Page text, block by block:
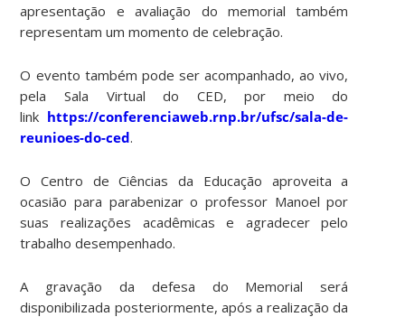
apresentação e avaliação do memorial também
representam um momento de celebração.
O evento também pode ser acompanhado, ao vivo,
pela Sala Virtual do CED, por meio do
link https://conferenciaweb.rnp.br/ufsc/sala-de-
reunioes-do-ced.
O Centro de Ciências da Educação aproveita a
ocasião para parabenizar o professor Manoel por
suas realizações acadêmicas e agradecer pelo
trabalho desempenhado.
A gravação da defesa do Memorial será
disponibilizada posteriormente, após a realização da